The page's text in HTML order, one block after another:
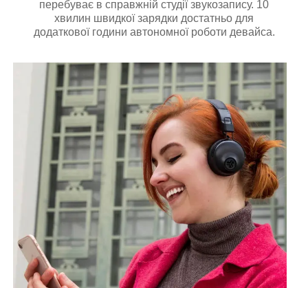
перебуває в справжній студії звукозапису. 10
хвилин швидкої зарядки достатньо для
додаткової години автономної роботи девайса.